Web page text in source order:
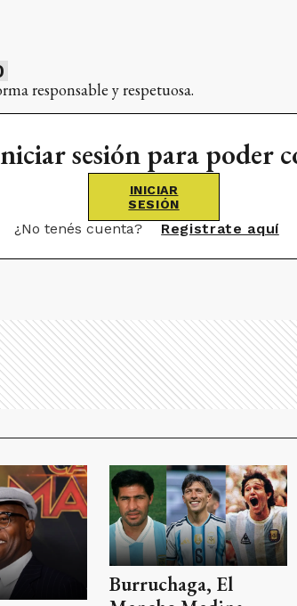
responsable y respetuosa.
sesión para poder
INICIAR
SESIÓN
¿No tenés cuenta? Registrate aquí
Burruchaga, El